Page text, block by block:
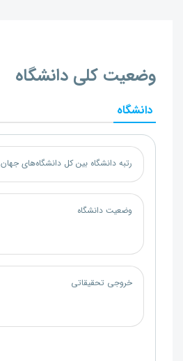
وضعیت کلی دانشگاه
دانشگاه
رتبه دانشگاه بین کل دانشگاه‌های جهان
وضعیت دانشگاه
خروجی تحقیقاتی